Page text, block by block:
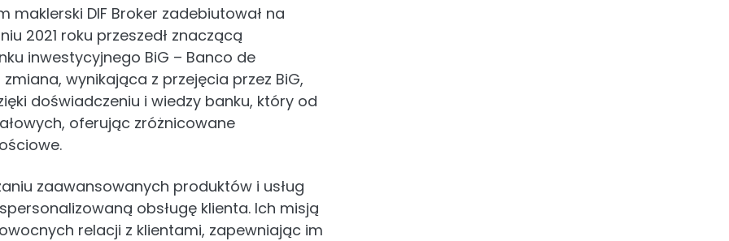
maklerski DIF Broker zadebiutował na
2021 roku przeszedł znaczącą
inwestycyjnego BiG – Banco de
wynikająca z przejęcia przez BiG,
doświadczeniu i wiedzy banku, który od
oferując zróżnicowane
zaawansowanych produktów i usług
obsługę klienta. Ich misją
relacji z klientami, zapewniając im